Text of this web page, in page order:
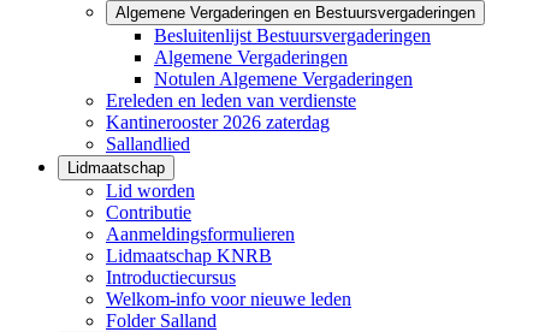
Algemene Vergaderingen en Bestuursvergaderingen
Besluitenlijst Bestuursvergaderingen
Algemene Vergaderingen
Notulen Algemene Vergaderingen
Ereleden en leden van verdienste
Kantinerooster 2026 zaterdag
Sallandlied
Lidmaatschap
Lid worden
Contributie
Aanmeldingsformulieren
Lidmaatschap KNRB
Introductiecursus
Welkom-info voor nieuwe leden
Folder Salland